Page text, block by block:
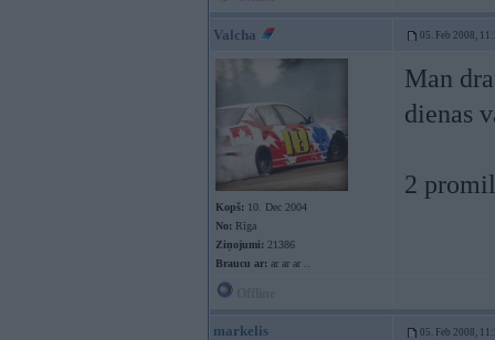
Valcha 05. Feb 2008,
Kopš: 10. Dec 2004
No: Rīga
Ziņojumi: 21386
Braucu ar: ar ar ar ..
Man
dienas
2
markelis 05. Feb 2008,